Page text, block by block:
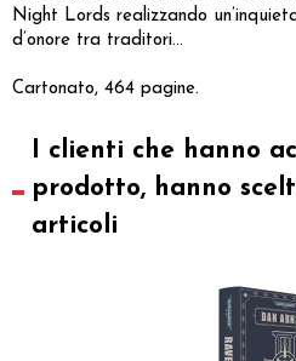
Night Lords realizzando
d’onore tra traditori...
Cartonato, 464 pagine.
I clienti che hanno
prodotto, hanno
articoli